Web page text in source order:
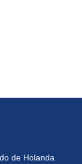
de Holanda